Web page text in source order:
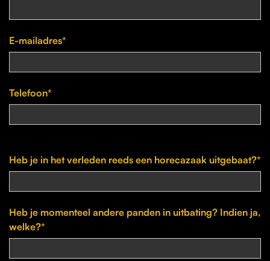
E-mailadres*
Telefoon*
Heb je in het verleden reeds een horecazaak uitgebaat?*
Heb je momenteel andere panden in uitbating? Indien ja,
welke?*